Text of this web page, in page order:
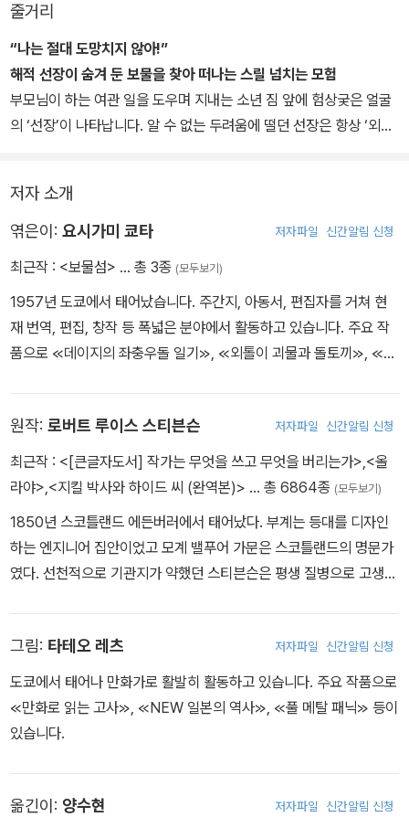
줄거리
“나는 절대 도망치지 않아!”
해적 선장이 숨겨 둔 보물을 찾아 떠나는 스릴 넘치는 모험
부모님이 하는 여관 일을 도우며 지내는 소년 짐 앞에 험상궂은 얼굴
의 ‘선장’이 나타납니다. 알 수 없는 두려움에 떨던 선장은 항상 ‘외다
찾기 위해 처음으로 흥미진진한 모험을 떠나게 된 짐! 하지만 같은 편
인 줄 알았던 선원들의 음모와 배신으로 절체절명의 위험에 처하게
수수께끼의 남자! 또 선장이 말했던 외다리 뱃사람의 진실! 생각지도
못한 일들이 연이어 벌어지는 ‘보물섬’에서 과연 짐은 보물을 찾고 무
사히 다시 집으로 돌아갈 수 있을까요?
저자 소개
엮은이: 요시가미 쿄타 저자파일 신간알림 신청
최근작 : <보물섬> … 총 3종 (모두보기)
1957년 도쿄에서 태어났습니다. 주간지, 아동서, 편집자를 거쳐 현
재 번역, 편집, 창작 등 폭넓은 분야에서 활동하고 있습니다. 주요 작
품으로 ≪데이지의 좌충우돌 일기≫, ≪외톨이 괴물과 돌토끼≫, ≪영
원작: 로버트 루이스 스티븐슨 저자파일 신간알림 신청
최근작 : <[큰글자도서] 작가는 무엇을 쓰고 무엇을 버리는가>,<올
라야>,<지킬 박사와 하이드 씨 (완역본)> … 총 6864종 (모두보기)
1850년 스코틀랜드 에든버러에서 태어났다. 부계는 등대를 디자인
하는 엔지니어 집안이었고 모계 밸푸어 가문은 스코틀랜드의 명문가
였다. 선천적으로 기관지가 약했던 스티븐슨은 평생 질병으로 고생했
는데, 훗날 그는 『어린이의 시의 정원』에서 유모에게 헌사를 바쳤다.
또한 어린 시절 내내 어머니와 유모에게 이야기를 들려주기도 하고
직접 쓰기도 했다. 1867년 집안의 바람대로 에든버러 공과대학에 들
어갔으나 공학에 흥미를 갖지 못하고 법으로 전공을 바꿨다. 당시 가
기를 즐겨 썼다. 대학 시절 대마를 피우고 매음굴에 드나들기도 했으
며 종교를 저버리고 아버지와 갈등을 빚기도 했다. 1880년 두 아이
그림: 타테오 레츠 저자파일 신간알림 신청
도쿄에서 태어나 만화가로 활발히 활동하고 있습니다. 주요 작품으로
≪만화로 읽는 고사≫, ≪NEW 일본의 역사≫, ≪풀 메탈 패닉≫ 등이
있습니다.
옮긴이: 양수현 저자파일 신간알림 신청